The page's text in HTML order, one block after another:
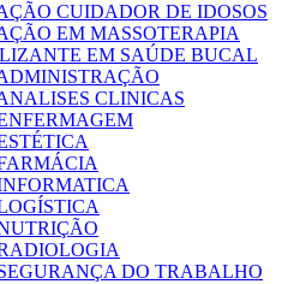
CUIDADOR DE IDOSOS
EM MASSOTERAPIA
EM SAÚDE BUCAL
CLINICAS
DO TRABALHO